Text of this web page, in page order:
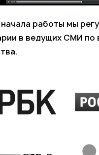
работы мы
в ведущих СМИ по